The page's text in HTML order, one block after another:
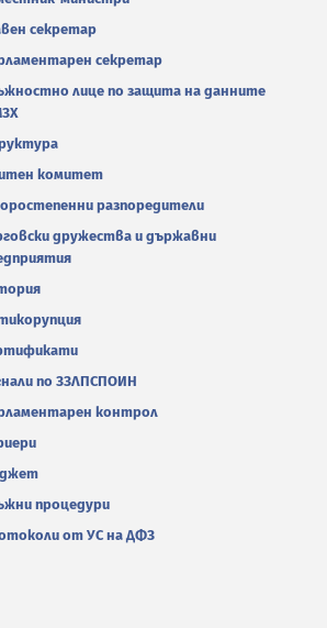
секретар
секретар
лице по защита на данните
комитет
разпоредители
дружества и държавни
по ЗЗЛПСПОИН
контрол
процедури
от УС на ДФЗ